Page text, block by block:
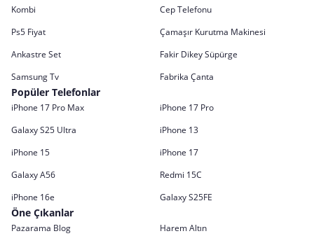
Kombi
Cep Telefonu
Ps5 Fiyat
Çamaşır Kurutma Makinesi
Ankastre Set
Fakir Dikey Süpürge
Samsung Tv
Fabrika Çanta
Popüler Telefonlar
iPhone 17 Pro Max
iPhone 17 Pro
Galaxy S25 Ultra
iPhone 13
iPhone 15
iPhone 17
Galaxy A56
Redmi 15C
iPhone 16e
Galaxy S25FE
Öne Çıkanlar
Pazarama Blog
Harem Altın